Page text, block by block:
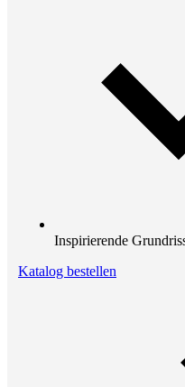
Inspirierende
Katalog bestellen